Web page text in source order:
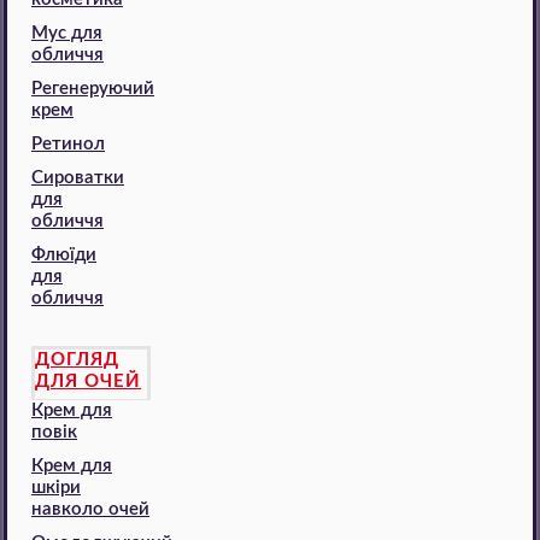
Мус для
обличчя
Регенеруючий
крем
Ретинол
Сироватки
для
обличчя
Флюїди
для
обличчя
ДОГЛЯД
ДЛЯ ОЧЕЙ
Крем для
повік
Крем для
шкіри
навколо очей